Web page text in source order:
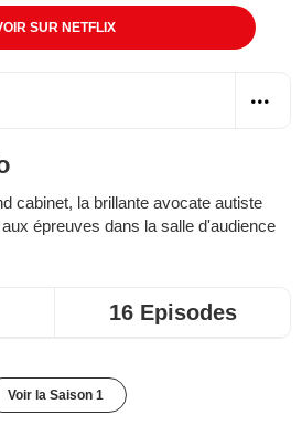
SUR NETFLIX
cabinet, la brillante avocate autiste
épreuves dans la salle d'audience
16 Episodes
Voir la Saison 1